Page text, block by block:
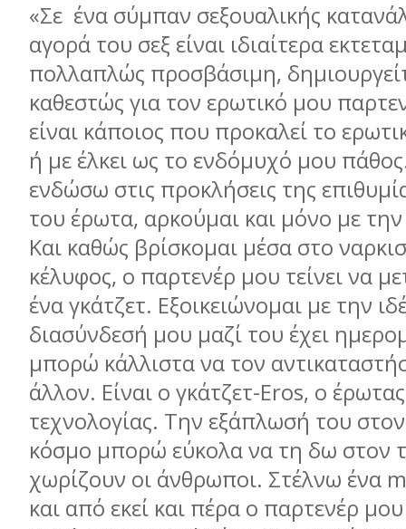
«Σε ένα σύμπαν σεξουαλικής
αγορά του σεξ είναι ιδιαίτερα
πολλαπλώς προσβάσιμη,
καθεστώς για τον ερωτικό μου
είναι κάποιος που προκαλεί το
ή με έλκει ως το ενδόμυχό μου
ενδώσω στις προκλήσεις της
του έρωτα, αρκούμαι και μόνο με
Και καθώς βρίσκομαι μέσα στο
κέλυφος, ο παρτενέρ μου τείνει να
ένα γκάτζετ. Εξοικειώνομαι με την
διασύνδεσή μου μαζί του έχει
μπορώ κάλλιστα να τον
άλλον. Είναι ο γκάτζετ-Εros, ο
τεχνολογίας. Την εξάπλωσή του
κόσμο μπορώ εύκολα να τη δω στον
χωρίζουν οι άνθρωποι. Στέλνω ένα
και από εκεί και πέρα ο παρτενέρ